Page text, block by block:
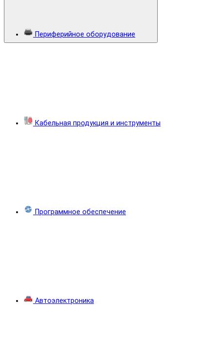
Периферийное оборудование
Кабельная продукция и инструменты
Программное обеспечение
Автоэлектроника